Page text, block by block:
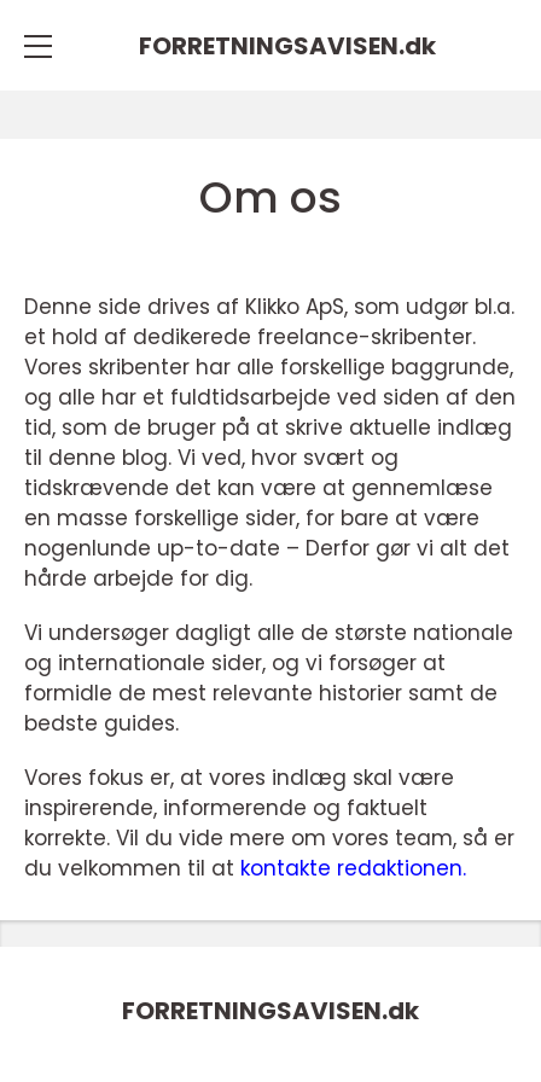
FORRETNINGSAVISEN.dk
Om os
Denne side drives af Klikko ApS, som udgør bl.a.
et hold af dedikerede freelance-skribenter.
Vores skribenter har alle forskellige baggrunde,
og alle har et fuldtidsarbejde ved siden af den
tid, som de bruger på at skrive aktuelle indlæg
til denne blog. Vi ved, hvor svært og
tidskrævende det kan være at gennemlæse
en masse forskellige sider, for bare at være
nogenlunde up-to-date – Derfor gør vi alt det
hårde arbejde for dig.
Vi undersøger dagligt alle de største nationale
og internationale sider, og vi forsøger at
formidle de mest relevante historier samt de
bedste guides.
Vores fokus er, at vores indlæg skal være
inspirerende, informerende og faktuelt
korrekte. Vil du vide mere om vores team, så er
du velkommen til at kontakte redaktionen.
FORRETNINGSAVISEN.dk